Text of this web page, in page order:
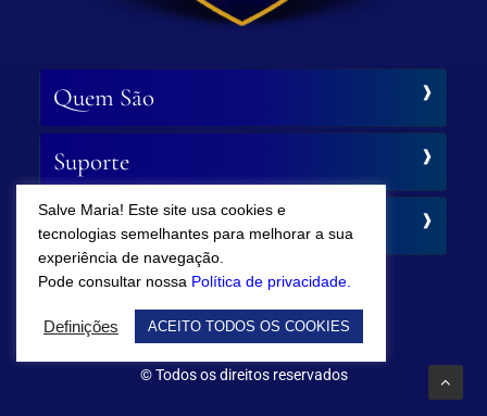
Quem São
Suporte
Siga-nos
© Todos os direitos reservados
Salve Maria! Este site usa cookies e
tecnologias semelhantes para melhorar a sua
experiência de navegação.
Pode consultar nossa Política de privacidade.
Definições ACEITO TODOS OS COOKIES